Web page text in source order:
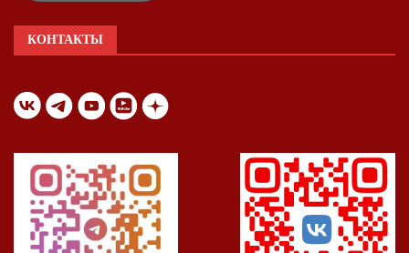
КОНТАКТЫ